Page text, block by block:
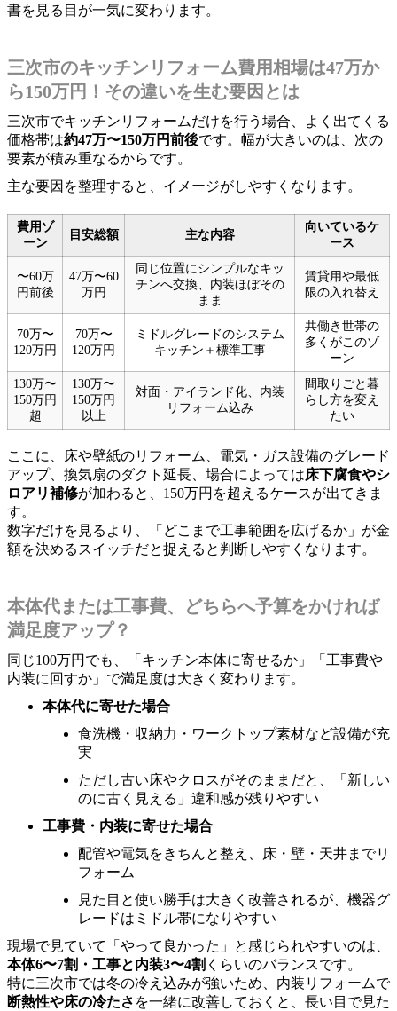
書を見る目が一気に変わります。
三次市のキッチンリフォーム費用相場は47万か
ら150万円！その違いを生む要因とは
三次市でキッチンリフォームだけを行う場合、よく出てくる
価格帯は約47万〜150万円前後です。幅が大きいのは、次の
要素が積み重なるからです。
主な要因を整理すると、イメージがしやすくなります。
費用ゾ
ーン
目安総額 主な内容
向いているケ
ース
〜60万
円前後
47万〜60
万円
同じ位置にシンプルなキッ
チンへ交換、内装ほぼその
まま
賃貸用や最低
限の入れ替え
70万〜
120万円
70万〜
120万円
ミドルグレードのシステム
キッチン＋標準工事
共働き世帯の
多くがこのゾ
ーン
130万〜
150万円
超
130万〜
150万円
以上
対面・アイランド化、内装
リフォーム込み
間取りごと暮
らし方を変え
たい
ここに、床や壁紙のリフォーム、電気・ガス設備のグレード
アップ、換気扇のダクト延長、場合によっては床下腐食やシ
ロアリ補修が加わると、150万円を超えるケースが出てきま
す。
数字だけを見るより、「どこまで工事範囲を広げるか」が金
額を決めるスイッチだと捉えると判断しやすくなります。
本体代または工事費、どちらへ予算をかければ
満足度アップ？
同じ100万円でも、「キッチン本体に寄せるか」「工事費や
内装に回すか」で満足度は大きく変わります。
本体代に寄せた場合
食洗機・収納力・ワークトップ素材など設備が充
実
ただし古い床やクロスがそのままだと、「新しい
のに古く見える」違和感が残りやすい
工事費・内装に寄せた場合
配管や電気をきちんと整え、床・壁・天井までリ
フォーム
見た目と使い勝手は大きく改善されるが、機器グ
レードはミドル帯になりやすい
現場で見ていて「やって良かった」と感じられやすいのは、
本体6〜7割・工事と内装3〜4割 くらいのバランスです。
特に三次市では冬の冷え込みが強いため、内装リフォームで
断熱性や床の冷たさ を一緒に改善しておくと、長い目で見た